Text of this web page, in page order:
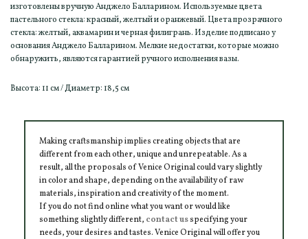
изготовлены вручную Анджело Балларином. Используемые цвета
пастельного стекла: красный, желтый и оранжевый. Цвета прозрачного
стекла: желтый, аквамарин и черная филигрань. Изделие подписано у
основания Анджело Балларином. Мелкие недостатки, которые можно
обнаружить, являются гарантией ручного исполнения вазы.
Высота: 11 см / Диаметр: 18,5 см
Making craftsmanship implies creating objects that are
different from each other, unique and unrepeatable. As a
result, all the proposals of Venice Original could vary slightly
in color and shape, depending on the availability of raw
materials, inspiration and creativity of the moment.
If you do not find online what you want or would like
something slightly different, contact usspecifying your
needs, your desires and tastes. Venice Original will offer you